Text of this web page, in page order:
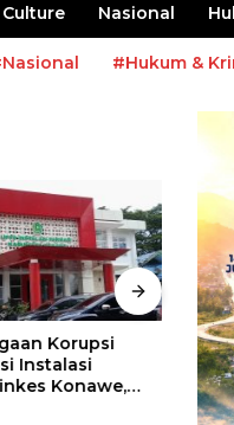
Culture Nasional
#Hukum &
Korupsi
Instalasi
Konawe,